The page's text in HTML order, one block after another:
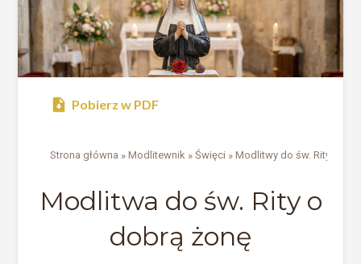
Pobierz w PDF
Strona główna »Modlitewnik »Święci »Modlitwy do św. Rity
Modlitwa do św. Rity o
dobrą żonę